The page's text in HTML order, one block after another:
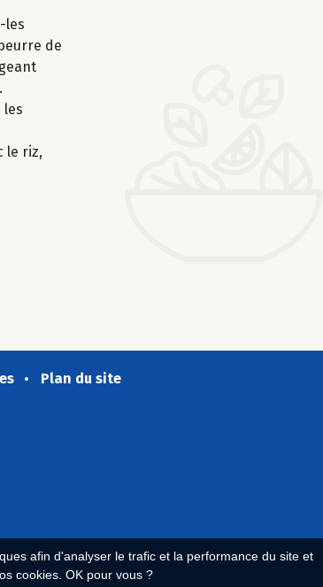
afin d'analyser le trafic et la performance du site et
cookies. OK pour vous ?
les
de
les
le riz,
Plan du site